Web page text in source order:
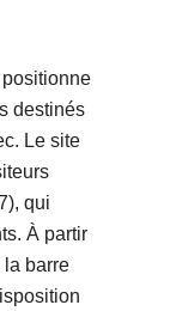
destinés
Le site
qui
À partir
la barre